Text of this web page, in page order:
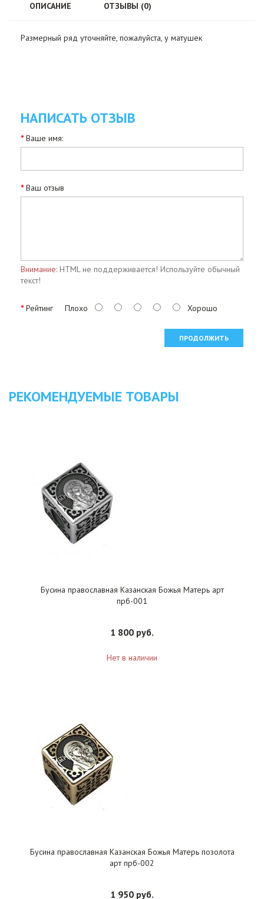
ОПИСАНИЕ ОТЗЫВЫ (0)
Размерный ряд уточняйте, пожалуйста, у матушек
НАПИСАТЬ ОТЗЫВ
Ваше имя:
Ваш отзыв
Внимание: HTML не поддерживается! Используйте обычный
текст!
Рейтинг Плохо Хорошо
ПРОДОЛЖИТЬ
РЕКОМЕНДУЕМЫЕ ТОВАРЫ
Бусина православная Казанская Божья Матерь арт
прб-001
1 800 руб.
Нет в наличии
Бусина православная Казанская Божья Матерь позолота
арт прб-002
1 950 руб.